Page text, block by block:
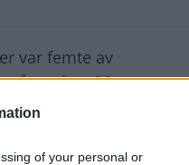
of your personal or
var femte av
år sedan. 22 procent
köper reservdelar på